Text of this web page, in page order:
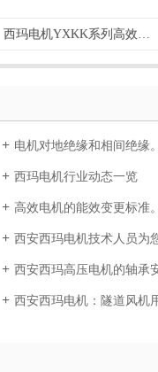
西玛电机YXKK系列高效高压三相异步电动机
电机对地绝缘和相间绝缘。
西玛电机行业动态一览
高效电机的能效变更标准。
西安西玛电机技术人员为您分析
西安西玛高压电机的轴承
西安西玛电机：隧道风机用电机的可靠选择，